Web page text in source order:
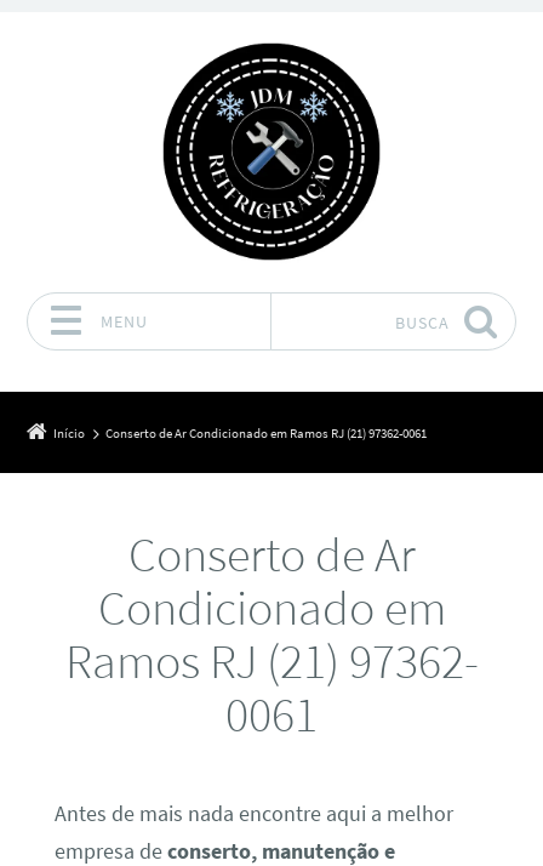
MENU BUSCA
Início Conserto de Ar Condicionado em Ramos RJ (21) 97362-0061
Conserto de Ar
Condicionado em
Ramos RJ (21) 97362-
0061
Antes de mais nada encontre aqui a melhor
empresa deconserto, manutenção e